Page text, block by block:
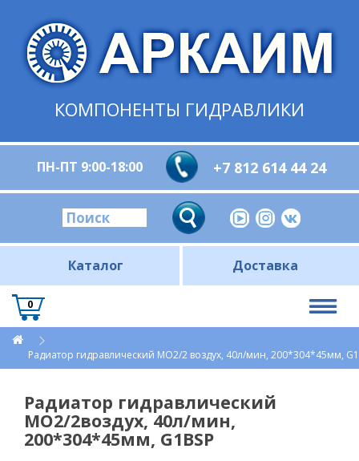
КОМПОНЕНТЫ ГИДРАВЛИКИ
ПН-ПТ 9:00-18:00 +7 812 614 44 24
Каталог Доставка
0
Радиатор гидравлический МО2/2 воздух, 40л/мин, 200*304*45мм,
Радиатор гидравлический
МО2/2воздух, 40л/мин,
200*304*45мм, G1BSP